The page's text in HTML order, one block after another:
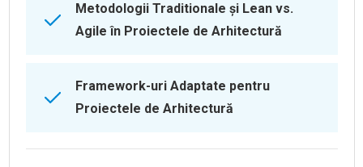
Metodologii Traditionale și Lean vs.
Agile în Proiectele de Arhitectură
Framework-uri Adaptate pentru
Proiectele de Arhitectură